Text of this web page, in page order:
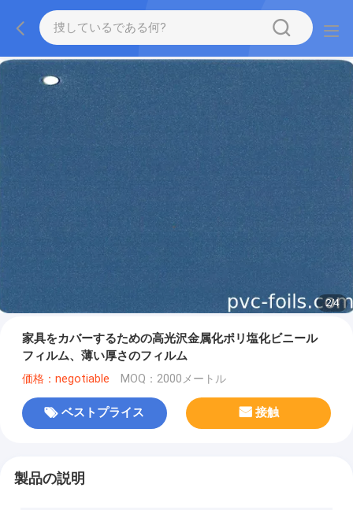
2/4
家具をカバーするための高光沢金属化ポリ塩化ビニール
フィルム、薄い厚さのフィルム
価格：negotiable MOQ：2000メートル
ベストプライス 接触
製品の説明